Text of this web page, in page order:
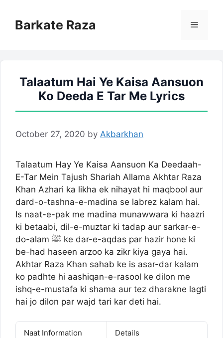
contentBarkate Raza Menu
Talaatum Hai Ye Kaisa Aansuon
Ko Deeda E Tar Me Lyrics
October 27, 2020 by Akbarkhan
Talaatum Hay Ye Kaisa Aansuon Ka Deedaah-
E-Tar Mein Tajush Shariah Allama Akhtar Raza
Khan Azhari ka likha ek nihayat hi maqbool aur
dard-o-tashna-e-madina se labrez kalam hai.
Is naat-e-pak me madina munawwara ki haazri
ki betaabi, dil-e-muztar ki tadap aur sarkar-e-
do-alam ﷺ ke dar-e-aqdas par hazir hone ki
be-had haseen arzoo ka zikr kiya gaya hai.
Akhtar Raza Khan sahab ke is asar-dar kalam
ko padhte hi aashiqan-e-rasool ke dilon me
ishq-e-mustafa ki shama aur tez dharakne lagti
hai jo dilon par wajd tari kar deti hai.
Naat Information Details